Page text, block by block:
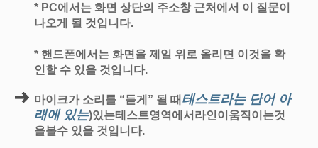
* PC에서는 화면 상단의 주소창 근처에서 이 질문이
나오게 될 것입니다.
* 핸드폰에서는 화면을 제일 위로 올리면 이것을 확
인할 수 있을 것입니다.
마이크가 소리를 “듣게” 될 때 테스트라는 단어 아
래에 있는)있는테스트영역에서라인이움직이는것
을볼수 있을 것입니다.